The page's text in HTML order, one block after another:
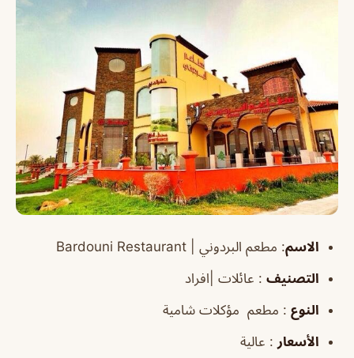
الاسم: مطعم البردوني |
التصنيف : عائلات |افراد
النوع : مطعم مؤكلات شامية
الأسعار : عالية